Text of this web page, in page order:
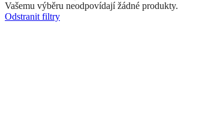
Vašemu výběru neodpovídají žádné produkty.
Odstranit filtry